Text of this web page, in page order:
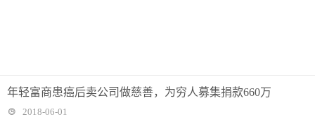
年轻富商患癌后卖公司做慈善，为穷人募集捐款660万
2018-06-01